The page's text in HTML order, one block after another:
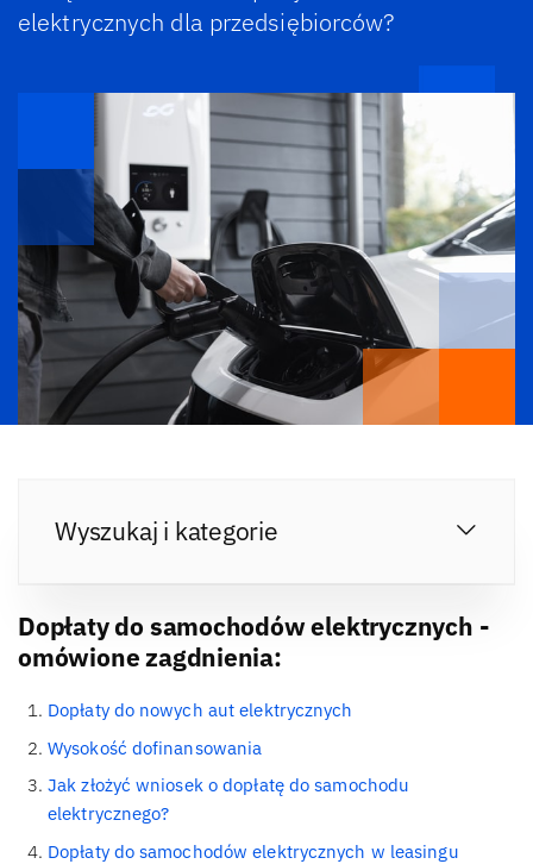
elektrycznych dla przedsiębiorców?
Wyszukaj i kategorie
Dopłaty do samochodów elektrycznych -
omówione zagdnienia:
Dopłaty do nowych aut elektrycznych
Wysokość dofinansowania
Jak złożyć wniosek o dopłatę do samochodu
elektrycznego?
Dopłaty do samochodów elektrycznych w leasingu